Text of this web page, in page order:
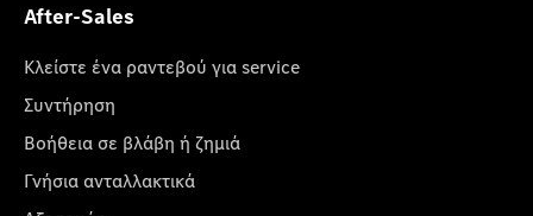
After-Sales
Κλείστε ένα ραντεβού για service
Συντήρηση
Βοήθεια σε βλάβη ή ζημιά
Γνήσια ανταλλακτικά